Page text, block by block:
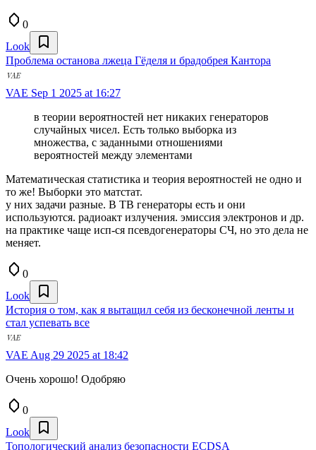
0
Look
Проблема останова лжеца Гёделя и брадобрея Кантора
VAE Sep 1 2025 at 16:27
в теории вероятностей нет никаких генераторов
случайных чисел. Есть только выборка из
множества, с заданными отношениями
вероятностей между элементами
Математическая статистика и теория вероятностей не одно и
то же! Выборки это матстат.
у них задачи разные. В ТВ генераторы есть и они
используются. радиоакт излучения. эмиссия электронов и др.
на практике чаще исп-ся псевдогенераторы СЧ, но это дела не
меняет.
0
Look
История о том, как я вытащил себя из бесконечной ленты и
стал успевать все
VAE Aug 29 2025 at 18:42
Очень хорошо! Одобряю
0
Look
Топологический анализ безопасности ECDSA